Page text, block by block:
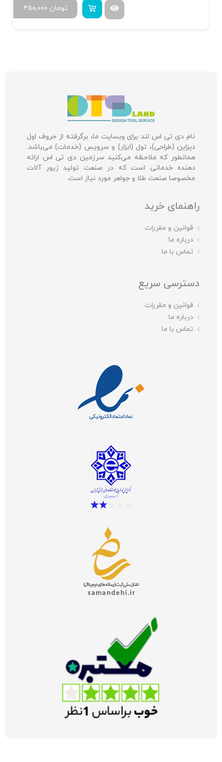
۴۵۰,۰۰۰ تومان
نام دی تی اس لند برای وبسایت ما، برگرفته از حروف اول
دیزاین (طراحی)، تول (ابزار) و سرویس (خدمات) می‌باشد.
همانطور که ملاحظه می‌کنید سرزمین دی تی اس ارائه
دهنده خدماتی است که در صنعت تولید زیور آلات
مخصوصا صنعت طلا و جواهر مورد نیاز است.
راهنمای خرید
قوانین و مقررات
درباره ما
تماس با ما
دسترسی سریع
قوانین و مقررات
درباره ما
تماس با ما